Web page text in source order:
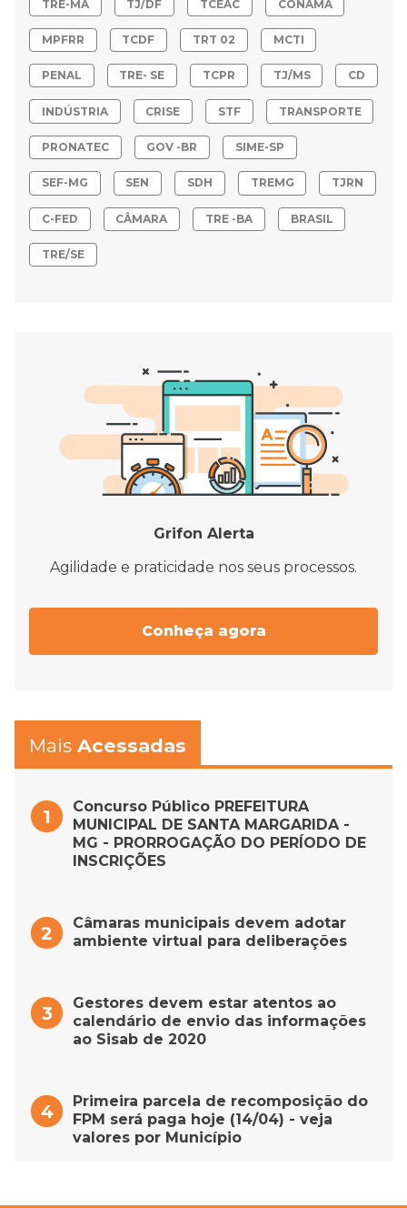
TRE-MA TJ/DF TCEAC CONAMA
MPFRR TCDF TRT 02 MCTI
PENAL TRE- SE TCPR TJ/MS CD
INDÚSTRIA CRISE STF TRANSPORTE
PRONATEC GOV -BR SIME-SP
SEF-MG SEN SDH TREMG TJRN
C-FED CÂMARA TRE -BA BRASIL
TRE/SE
Grifon Alerta
Agilidade e praticidade nos seus processos.
Conheça agora
Mais Acessadas
Concurso Público PREFEITURA
MUNICIPAL DE SANTA MARGARIDA -
MG - PRORROGAÇÃO DO PERÍODO DE
INSCRIÇÕES
Câmaras municipais devem adotar
ambiente virtual para deliberações
Gestores devem estar atentos ao
calendário de envio das informações
ao Sisab de 2020
Primeira parcela de recomposição do
FPM será paga hoje (14/04) - veja
valores por Município